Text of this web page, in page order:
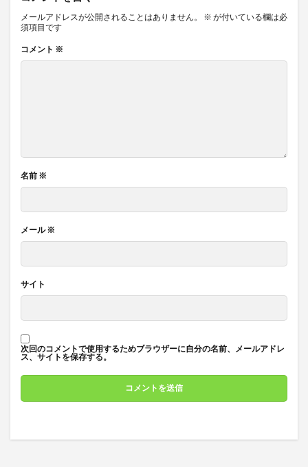
メールアドレスが公開されることはありません。 ※ が付いている欄は必
須項目です
コメント ※
名前 ※
メール※
サイト
次回のコメントで使用するためブラウザーに自分の名前、メールアドレ
ス、サイトを保存する。